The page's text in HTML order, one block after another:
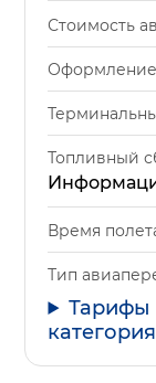
Стоимость
Оформление
Топливный
Время
Тип
Тарифы